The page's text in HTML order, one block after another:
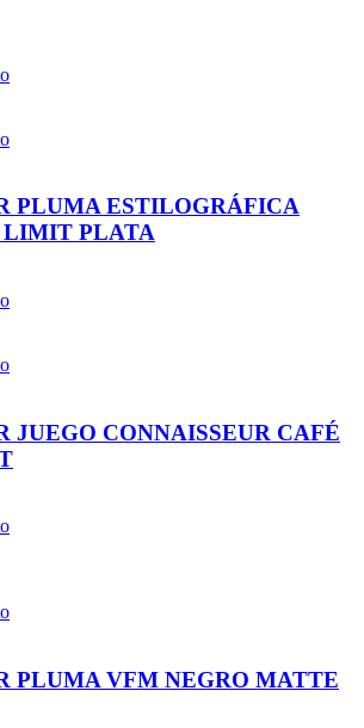
PLUMA ESTILOGRÁFICA
LIMIT PLATA
JUEGO CONNAISSEUR CAFÉ
PLUMA VFM NEGRO MATTE